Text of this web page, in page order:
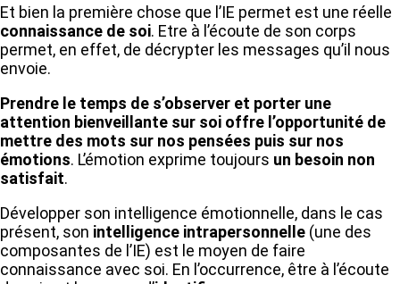
Et bien la première chose que l’IE permet est une réelle
connaissance de soi. Etre à l’écoute de son corps
permet, en effet, de décrypter les messages qu’il nous
envoie.
Prendre le temps de s’observer et porter une
attention bienveillante sur soi offre l’opportunité de
mettre des mots sur nos pensées puis sur nos
émotions. L’émotion exprime toujours un besoin non
satisfait.
Développer son intelligence émotionnelle, dans le cas
présent, son intelligence intrapersonnelle (une des
composantes de l’IE) est le moyen de faire
connaissance avec soi. En l’occurrence, être à l’écoute